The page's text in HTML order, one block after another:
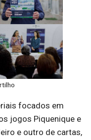
focados em
jogos Piquenique e
e outro de cartas,